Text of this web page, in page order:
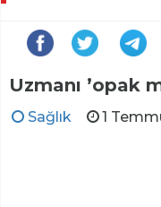
Uzmanı ’opak
Sağlık 1